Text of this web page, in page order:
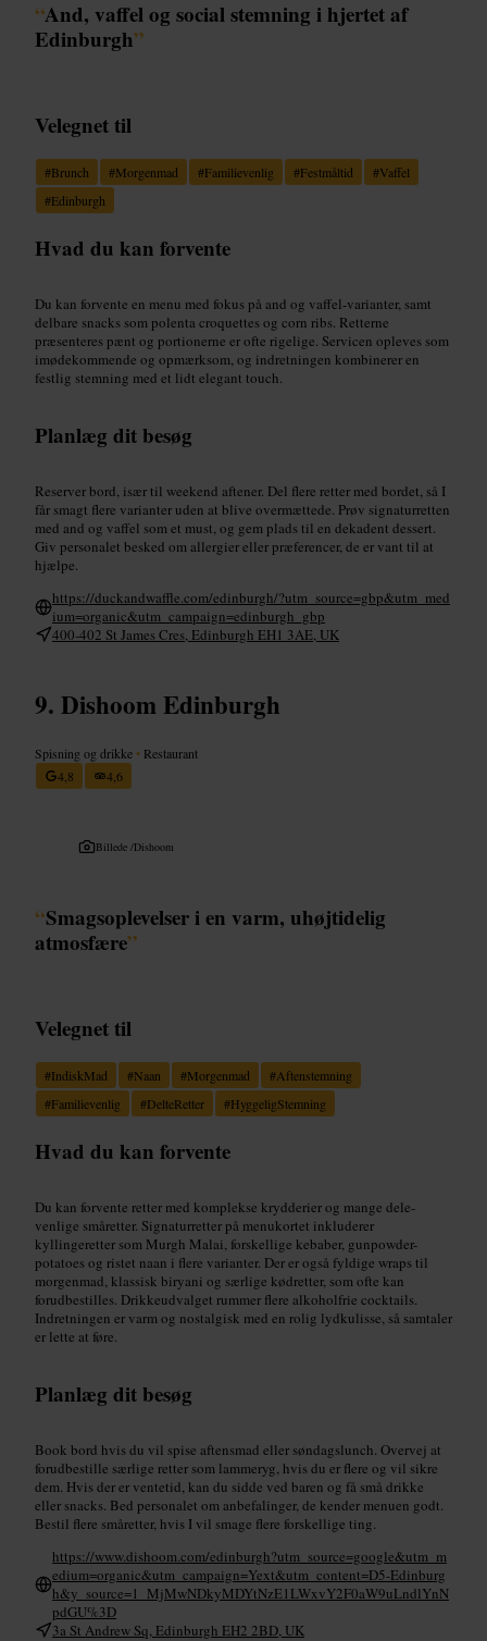
“And, vaffel og social stemning i hjertet af
Edinburgh”
Velegnet til
#Brunch #Morgenmad #Familievenlig #Festmåltid #Vaffel
#Edinburgh
Hvad du kan forvente
Du kan forvente en menu med fokus på and og vaffel-varianter, samt
delbare snacks som polenta croquettes og corn ribs. Retterne
præsenteres pænt og portionerne er ofte rigelige. Servicen opleves som
imødekommende og opmærksom, og indretningen kombinerer en
festlig stemning med et lidt elegant touch.
Planlæg dit besøg
Reserver bord, især til weekend aftener. Del flere retter med bordet, så I
får smagt flere varianter uden at blive overmættede. Prøv signaturretten
med and og vaffel som et must, og gem plads til en dekadent dessert.
Giv personalet besked om allergier eller præferencer, de er vant til at
hjælpe.
https://duckandwaffle.com/edinburgh/?utm_source=gbp&utm_med
ium=organic&utm_campaign=edinburgh_gbp
400-402 St James Cres, Edinburgh EH1 3AE, UK
Dishoom Edinburgh
Spisning og drikke • Restaurant
4,8
4,6
Billede /Dishoom
“Smagsoplevelser i en varm, uhøjtidelig
atmosfære”
Velegnet til
#IndiskMad #Naan #Morgenmad #Aftenstemning
#Familievenlig #DelteRetter #HyggeligStemning
Hvad du kan forvente
Du kan forvente retter med komplekse krydderier og mange dele-
venlige småretter. Signaturretter på menukortet inkluderer
kyllingeretter som Murgh Malai, forskellige kebaber, gunpowder-
potatoes og ristet naan i flere varianter. Der er også fyldige wraps til
morgenmad, klassisk biryani og særlige kødretter, som ofte kan
forudbestilles. Drikkeudvalget rummer flere alkoholfrie cocktails.
Indretningen er varm og nostalgisk med en rolig lydkulisse, så samtaler
er lette at føre.
Planlæg dit besøg
Book bord hvis du vil spise aftensmad eller søndagslunch. Overvej at
forudbestille særlige retter som lammeryg, hvis du er flere og vil sikre
dem. Hvis der er ventetid, kan du sidde ved baren og få små drikke
eller snacks. Bed personalet om anbefalinger, de kender menuen godt.
Bestil flere småretter, hvis I vil smage flere forskellige ting.
https://www.dishoom.com/edinburgh?utm_source=google&utm_m
edium=organic&utm_campaign=Yext&utm_content=D5-Edinburg
h&y_source=1_MjMwNDkyMDYtNzE1LWxvY2F0aW9uLndlYnN
pdGU%3D
3a St Andrew Sq, Edinburgh EH2 2BD, UK